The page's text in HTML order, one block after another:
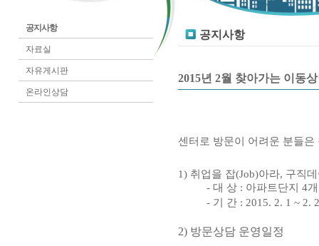
공지사항
자료실
자유게시판
온라인상담
공지사항
2015년 2월 찾아가는 이동
센터로 방문이 어려운 분들
1) 취업을 잡(Job)아라, 구직
- 대 상 : 아파트단지 4
- 기 간 : 2015. 2. 1 ~ 2.
2) 방문상담 운영일정